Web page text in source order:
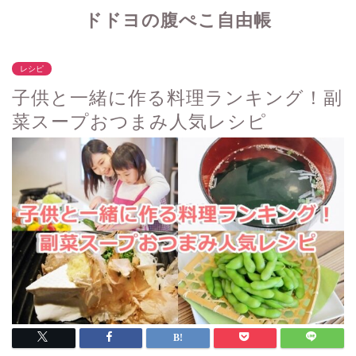
ドドヨの腹ぺこ自由帳
レシピ
子供と一緒に作る料理ランキング！副
菜スープおつまみ人気レシピ